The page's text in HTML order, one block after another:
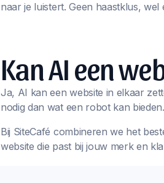
naar je luistert. Geen haastklus,
Kan AI een
Ja, AI kan een website in elkaar
nodig dan wat een robot kan bieden.
Bij SiteCafé combineren we het
website die past bij jouw merk en